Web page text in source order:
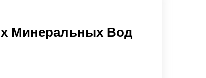
Минеральных Вод